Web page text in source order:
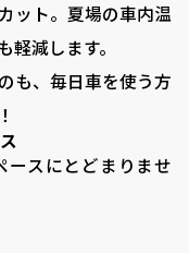
ット。夏場の車内温
減します。
のも、毎日車を使う方
ースにとどまりませ